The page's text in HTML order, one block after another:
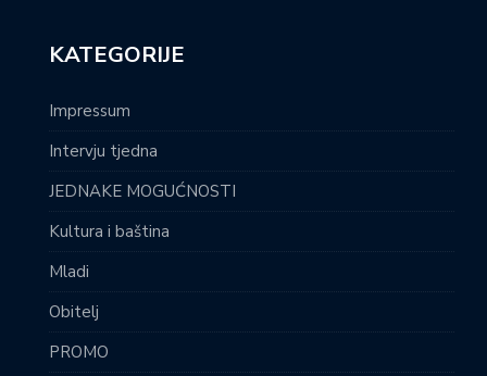
KATEGORIJE
Impressum
Intervju tjedna
JEDNAKE MOGUĆNOSTI
Kultura i baština
Mladi
Obitelj
PROMO